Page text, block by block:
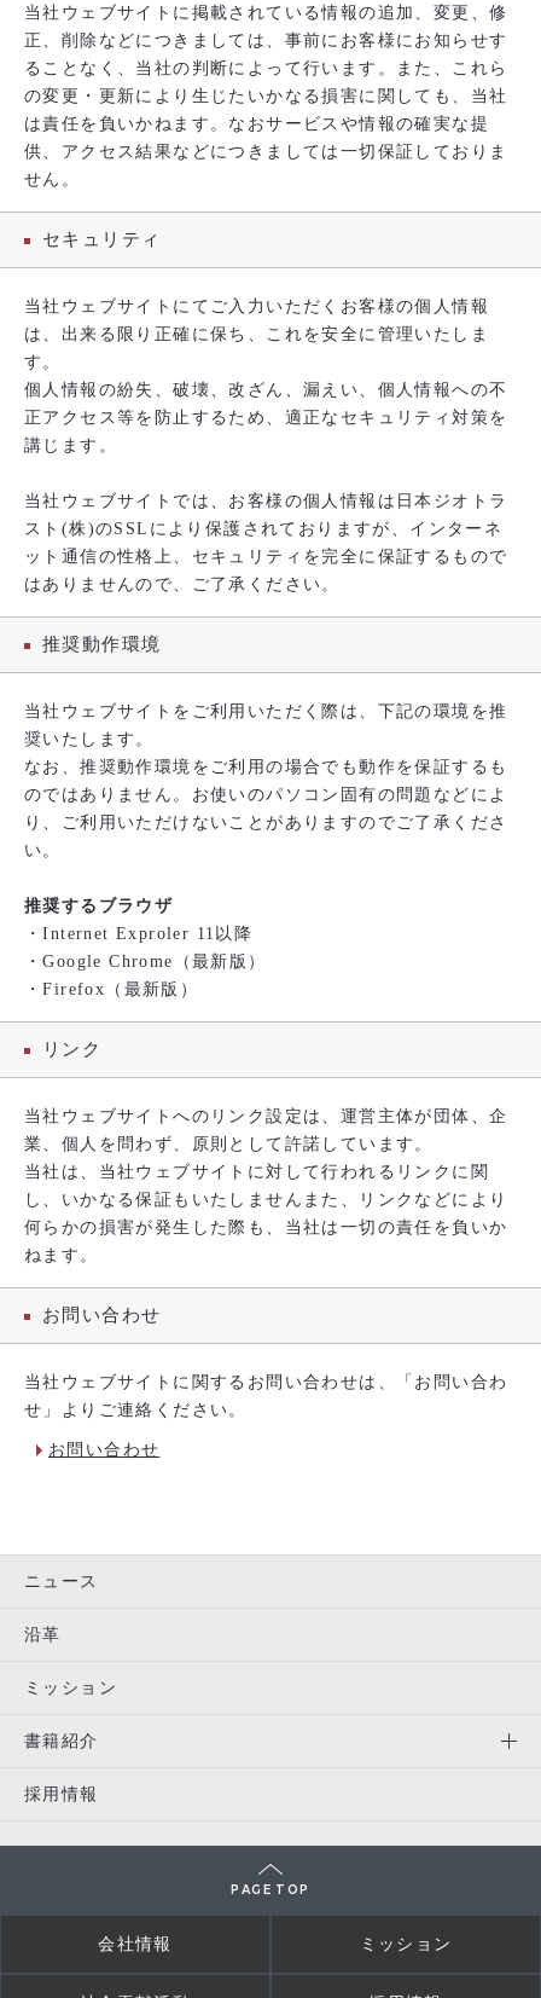
当社ウェブサイトに掲載されている情報の追加、変更、修
正、削除などにつきましては、事前にお客様にお知らせす
ることなく、当社の判断によって行います。また、これら
の変更・更新により生じたいかなる損害に関しても、当社
は責任を負いかねます。なおサービスや情報の確実な提
供、アクセス結果などにつきましては一切保証しておりま
せん。
セキュリティ
当社ウェブサイトにてご入力いただくお客様の個人情報
は、出来る限り正確に保ち、これを安全に管理いたしま
す。
個人情報の紛失、破壊、改ざん、漏えい、個人情報への不
正アクセス等を防止するため、適正なセキュリティ対策を
講じます。
当社ウェブサイトでは、お客様の個人情報は日本ジオトラ
スト(株)のSSLにより保護されておりますが、インターネ
ット通信の性格上、セキュリティを完全に保証するもので
はありませんので、ご了承ください。
推奨動作環境
当社ウェブサイトをご利用いただく際は、下記の環境を推
奨いたします。
なお、推奨動作環境をご利用の場合でも動作を保証するも
のではありません。お使いのパソコン固有の問題などによ
り、ご利用いただけないことがありますのでご了承くださ
い。
推奨するブラウザ
・Internet Exproler 11以降
・Google Chrome（最新版）
・Firefox（最新版）
リンク
当社ウェブサイトへのリンク設定は、運営主体が団体、企
業、個人を問わず、原則として許諾しています。
当社は、当社ウェブサイトに対して行われるリンクに関
し、いかなる保証もいたしませんまた、リンクなどにより
何らかの損害が発生した際も、当社は一切の責任を負いか
ねます。
お問い合わせ
当社ウェブサイトに関するお問い合わせは、「お問い合わ
せ」よりご連絡ください。
お問い合わせ
ニュース
沿革
ミッション
書籍紹介
採用情報
PAGE TOP
会社情報 ミッション